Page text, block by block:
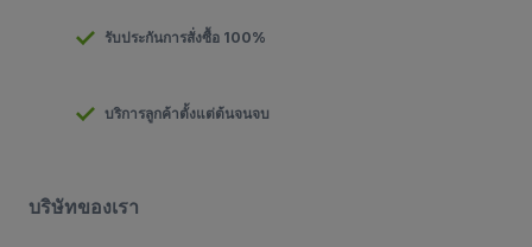
รับประกันการสั่งซื้อ 100%
บริการลูกค้าตั้งแต่ต้นจนจบ
บริษัทของเรา